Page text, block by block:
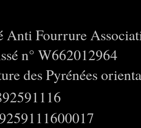
Anti Fourrure
n° W662012964
des Pyrénées